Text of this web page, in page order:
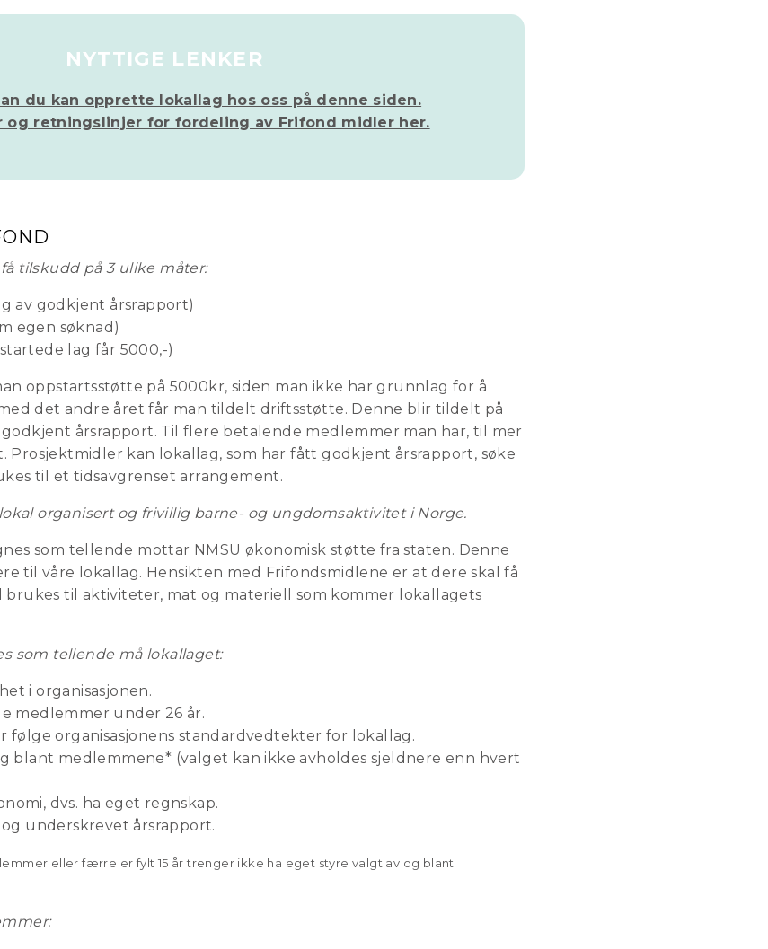
NYTTIGE LENKER
du kan opprette lokallag hos oss på denne siden.
og retningslinjer for fordeling av Frifond midler her.
tilskudd på 3 ulike måter:
av godkjent årsrapport)
egen søknad)
lag får 5000,-)
oppstartsstøtte på 5000kr, siden man ikke har grunnlag for å
det andre året får man tildelt driftsstøtte. Denne blir tildelt på
årsrapport. Til flere betalende medlemmer man har, til mer
kan lokallag, som har fått godkjent årsrapport, søke
til et tidsavgrenset arrangement.
organisert og frivillig barne- og ungdomsaktivitet i Norge.
som tellende mottar NMSU økonomisk støtte fra staten. Denne
til våre lokallag. Hensikten med Frifondsmidlene er at dere skal få
brukes til aktiviteter, mat og materiell som kommer lokallagets
som tellende må lokallaget:
i organisasjonen.
medlemmer under 26 år.
følge organisasjonens standardvedtekter for lokallag.
blant medlemmene* (valget kan ikke avholdes sjeldnere enn hvert
dvs. ha eget regnskap.
underskrevet årsrapport.
eller færre er fylt 15 år trenger ikke ha eget styre valgt av og blant